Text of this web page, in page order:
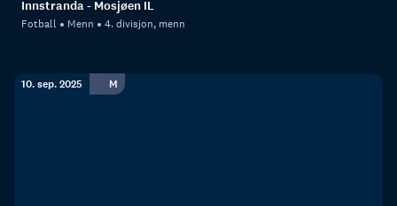
Innstranda - Mosjøen IL
Fotball Menn 4. divisjon, menn
10. sep. 2025 M